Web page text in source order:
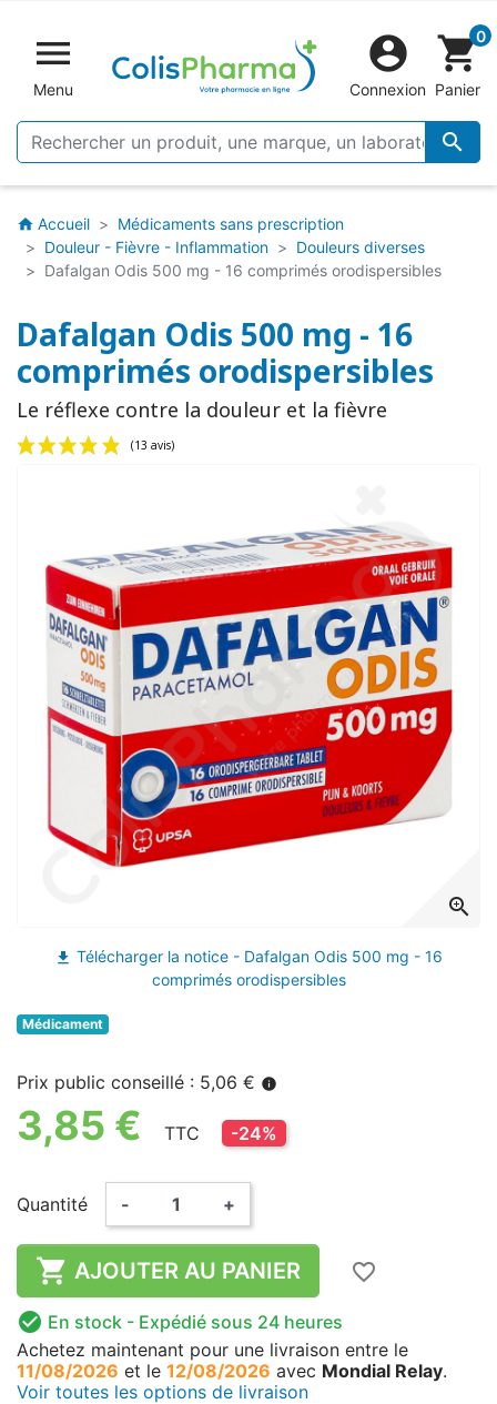

Menu


Connexion
shopping_cart0
Panier
home Accueil
Médicaments sans prescription
Douleur - Fièvre - Inflammation
Douleurs diverses
Dafalgan Odis 500 mg - 16 comprimés orodispersibles
Dafalgan Odis 500 mg - 16
comprimés orodispersibles
Le réflexe contre la douleur et la fièvre
zoom_in
file_download Télécharger la notice - Dafalgan Odis 500 mg - 16
comprimés orodispersibles
Médicament
Prix public conseillé : 5,06 € info
3,85 € TTC -24%
Quantité - +
 AJOUTER AU PANIER
favorite_border
 En stock - Expédié sous 24 heures
Achetez maintenant pour une livraison entre le
11/08/2026 et le 12/08/2026 avec Mondial Relay.
Voir toutes les options de livraison